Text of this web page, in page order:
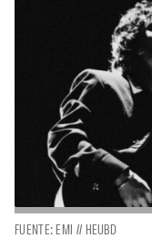
FUENTE: EMI // HEUBD